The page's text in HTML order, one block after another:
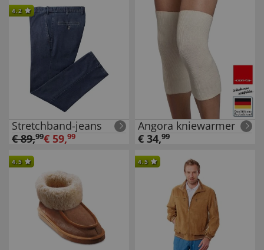
4.2
Stretchband-jeans
€89,99€ 59,99
Angora kniewarmer
€ 34,99
4.5 4.5